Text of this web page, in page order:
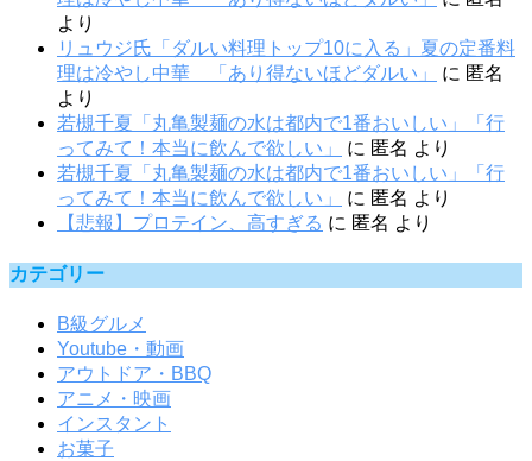
より
リュウジ氏「ダルい料理トップ10に入る」夏の定番料
理は冷やし中華 「あり得ないほどダルい」
に 匿名
より
若槻千夏「丸亀製麺の水は都内で1番おいしい」「行
ってみて！本当に飲んで欲しい」
に 匿名 より
若槻千夏「丸亀製麺の水は都内で1番おいしい」「行
ってみて！本当に飲んで欲しい」
に 匿名 より
【悲報】プロテイン、高すぎる に 匿名 より
カテゴリー
B級グルメ
Youtube・動画
アウトドア・BBQ
アニメ・映画
インスタント
お菓子